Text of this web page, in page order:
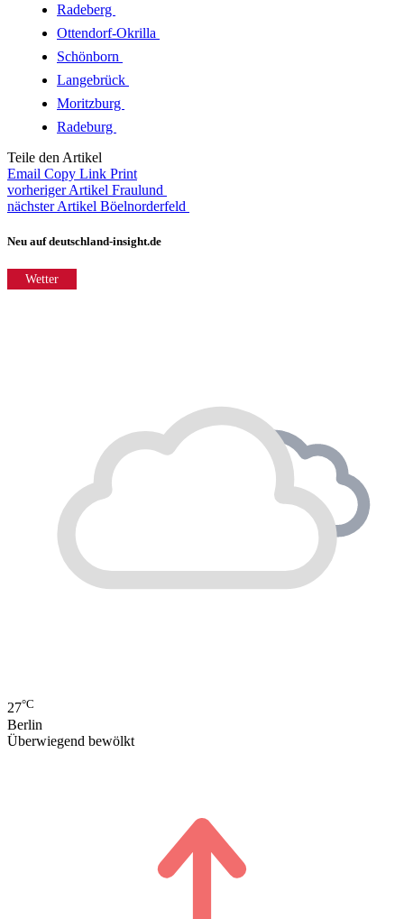
Radeberg
Ottendorf-Okrilla
Schönborn
Langebrück
Moritzburg
Radeburg
Teile den Artikel
Email Copy Link Print
vorheriger Artikel Fraulund
nächster Artikel Böelnorderfeld
Neu auf deutschland-insight.de
Wetter
27°C
Berlin
Überwiegend bewölkt